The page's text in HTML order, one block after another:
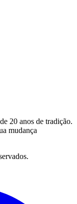
20 anos de tradição.
mudança